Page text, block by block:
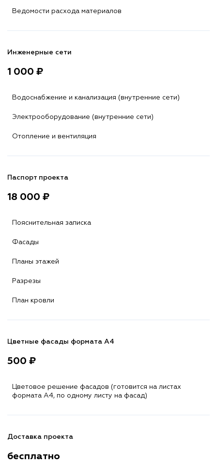
Ведомости расхода материалов
Инженерные сети
1 000 ₽
Водоснабжение и канализация (внутренние сети)
Электрооборудование (внутренние сети)
Отопление и вентиляция
Паспорт проекта
18 000 ₽
Пояснительная записка
Фасады
Планы этажей
Разрезы
План кровли
Цветные фасады формата А4
500 ₽
Цветовое решение фасадов (готовится на листах
формата A4, по одному листу на фасад)
Доставка проекта
бесплатно